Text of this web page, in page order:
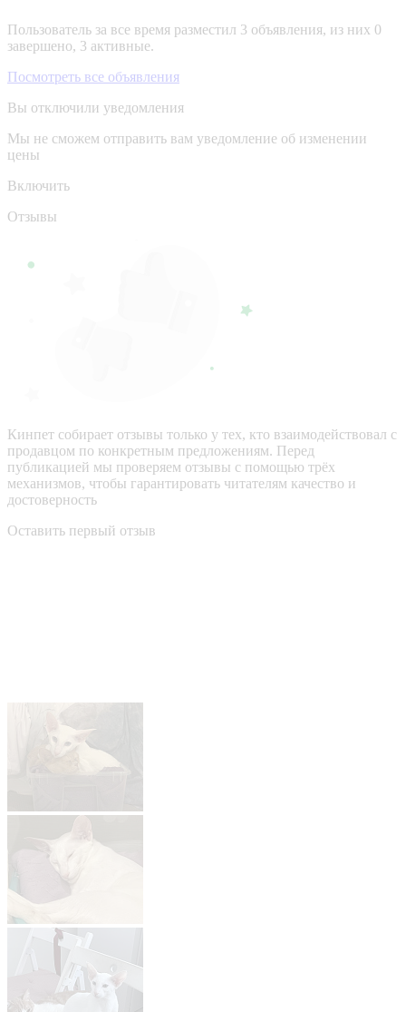
Пользователь за все время разместил 3 объявления, из них 0
завершено, 3 активные.
Посмотреть все объявления
Вы отключили уведомления
Мы не сможем отправить вам уведомление об изменении
цены
Включить
Отзывы
Кинпет собирает отзывы только у тех, кто взаимодействовал с
продавцом по конкретным предложениям. Перед
публикацией мы проверяем отзывы с помощью трёх
механизмов, чтобы гарантировать читателям качество и
достоверность
Оставить первый отзыв